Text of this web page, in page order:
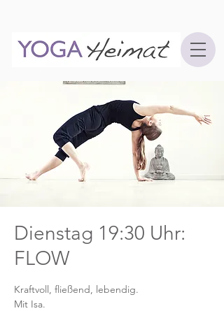
Dienstag 19:30 Uhr:
FLOW
Kraftvoll, fließend, lebendig.
Mit Isa.